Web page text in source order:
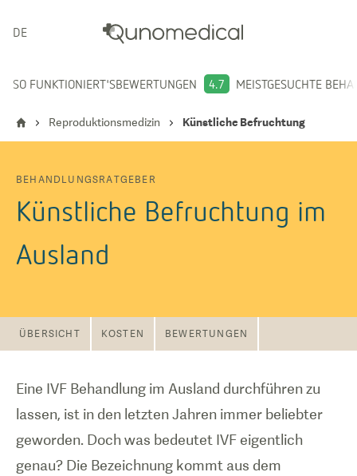
DEUTSCH
SO FUNKTIONIERT'SBEWERTUNGEN 4.7 MEISTGESUCHTE
Reproduktionsmedizin Künstliche Befruchtung
BEHANDLUNGSRATGEBER
Künstliche Befruchtung im
Ausland
ÜBERSICHT KOSTEN BEWERTUNGEN
Eine IVF Behandlung im Ausland durchführen zu
lassen, ist in den letzten Jahren immer beliebter
geworden. Doch was bedeutet IVF eigentlich
genau? Die Bezeichnung kommt aus dem